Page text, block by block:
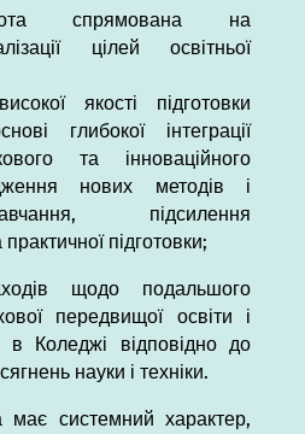
спрямована на
цілей освітньої
якості підготовки
глибокої інтеграції
та інноваційного
нових методів і
підсилення
підготовки;
щодо подальшого
передвищої освіти і
в Коледжі відповідно до
науки і техніки.
має системний характер,